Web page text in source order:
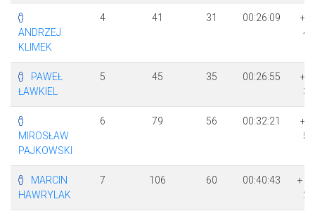
ANDRZEJ
KLIMEK
4 41 31 00:26:09
+
PAWEŁ
ŁAWKIEL
5 45 35 00:26:55
+
MIROSŁAW
PAJKOWSKI
6 79 56 00:32:21
+
MARCIN
HAWRYLAK
7 106 60 00:40:43
+